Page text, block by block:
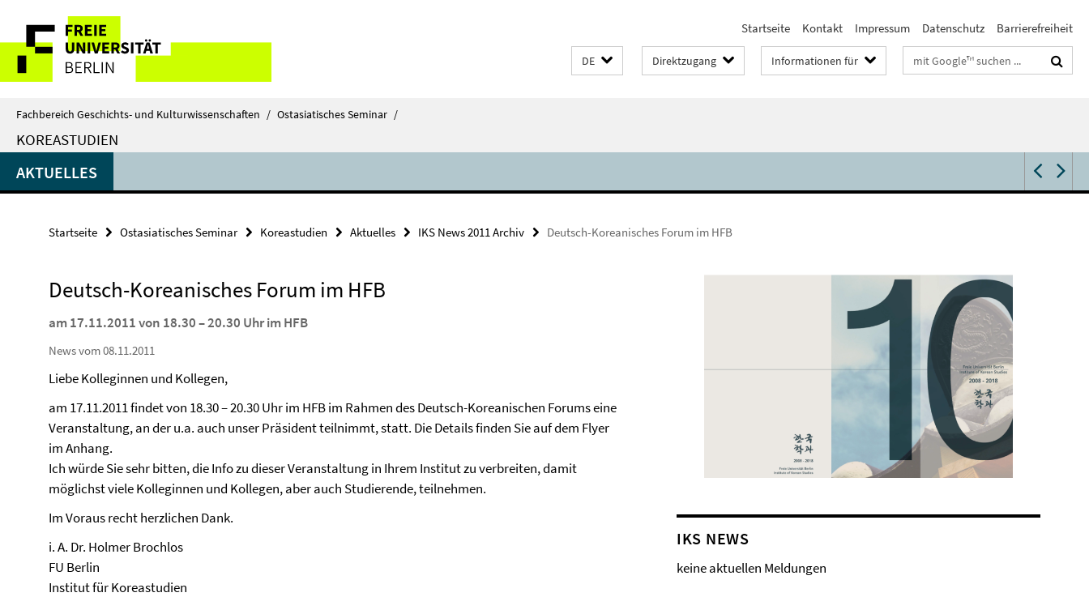
direkt
Inhalt
Service-
Navigation
Startseite Kontakt Impressum Datenschutz Barrierefreiheit
DE Direktzugang Informationen für Suchbegriffe
Fachbereich Geschichts- und Kulturwissenschaften / Ostasiatisches Seminar /
KOREASTUDIEN
AKTUELLES
Startseite Ostasiatisches Seminar Koreastudien Aktuelles IKS News 2011 Archiv Deutsch-Koreanisches Forum im HFB
Deutsch-Koreanisches Forum im HFB
am 17.11.2011 von 18.30 – 20.30 Uhr im HFB
News vom 08.11.2011
Liebe Kolleginnen und Kollegen,
am 17.11.2011 findet von 18.30 – 20.30 Uhr im HFB im Rahmen des Deutsch-Koreanischen Forums eine
Veranstaltung, an der u.a. auch unser Präsident teilnimmt, statt. Die Details finden Sie auf dem Flyer
im Anhang.
Ich würde Sie sehr bitten, die Info zu dieser Veranstaltung in Ihrem Institut zu verbreiten, damit
möglichst viele Kolleginnen und Kollegen, aber auch Studierende, teilnehmen.
Im Voraus recht herzlichen Dank.
i. A. Dr. Holmer Brochlos
FU Berlin
Institut für Koreastudien
IKS NEWS
keine aktuellen Meldungen